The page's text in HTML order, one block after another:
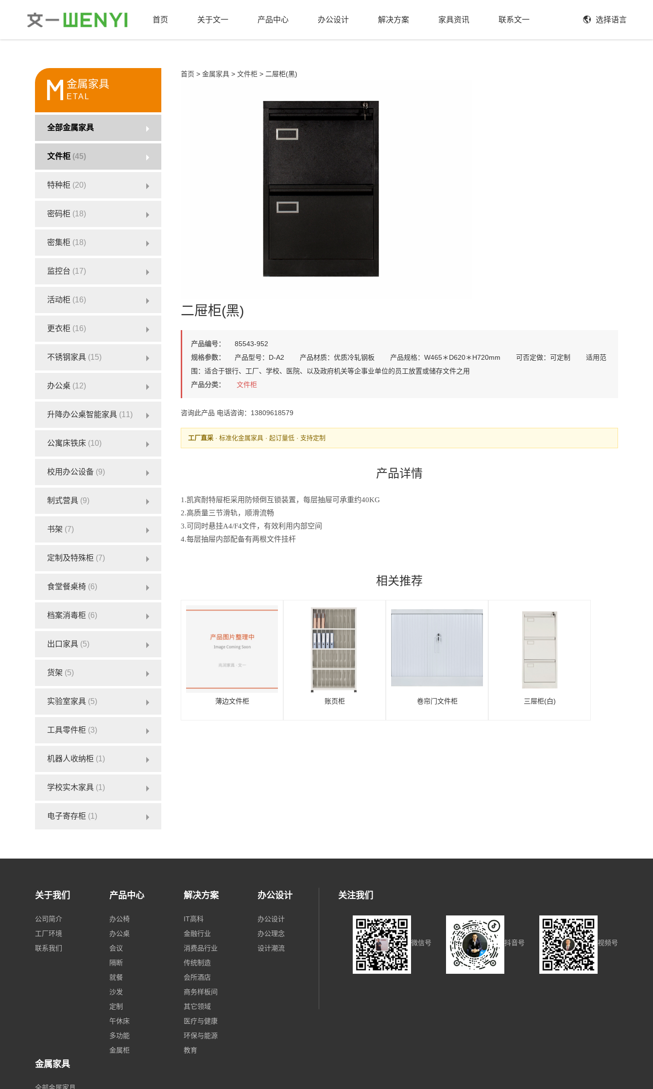
首页 关于文一 产品中心 办公设计 解决方案 家具资讯 联系文一 选择语言
M 金属家具
ETAL
全部金属家具
文件柜 (45)
特种柜 (20)
密码柜 (18)
密集柜 (18)
监控台 (17)
活动柜 (16)
更衣柜 (16)
不锈钢家具 (15)
办公桌 (12)
升降办公桌智能家具 (11)
公寓床铁床 (10)
校用办公设备 (9)
制式营具 (9)
书架 (7)
定制及特殊柜 (7)
食堂餐桌椅 (6)
档案消毒柜 (6)
出口家具 (5)
货架 (5)
实验室家具 (5)
工具零件柜 (3)
机器人收纳柜 (1)
学校实木家具 (1)
电子寄存柜 (1)
首页 > 金属家具 > 文件柜 > 二屉柜(黑)
二屉柜(黑)
产品编号：
85543-952
规格参数：
产品型号：D-A2 产品材质：优质冷轧钢板 产品规格：W465＊D620＊H720mm 可否定做：可定制 适用范
围：适合于银行、工厂、学校、医院、以及政府机关等企事业单位的员工放置或储存文件之用
产品分类：
文件柜
咨询此产品 电话咨询：13809618579
工厂直采 · 标准化金属家具 · 起订量低 · 支持定制
产品详情
1.凯宾耐特屉柜采用防倾倒互锁装置，每层抽屉可承重约40KG
2.高质量三节滑轨，顺滑流畅
3.可同时悬挂A4/F4文件，有效利用内部空间
4.每层抽屉内部配备有两根文件挂杆
相关推荐
薄边文件柜 账页柜 卷帘门文件柜 三屉柜(白)
关于我们
公司简介
工厂环境
联系我们
产品中心
办公椅
办公桌
会议
隔断
就餐
沙发
定制
午休床
多功能
金属柜
解决方案
IT高科
金融行业
消费品行业
传统制造
会所酒店
商务样板间
其它领域
医疗与健康
环保与能源
教育
办公设计
办公设计
办公理念
设计潮流
金属家具
关注我们
微信号 抖音号 视频号